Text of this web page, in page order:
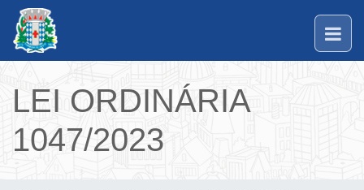
LEI ORDINÁRIA
1047/2023